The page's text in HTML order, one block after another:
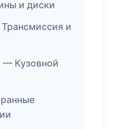
и диски
и
— Кузовной